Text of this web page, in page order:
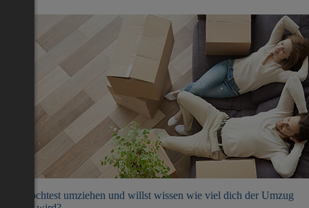
Du möchtest umziehen und willst wissen wie viel dich der Umzug